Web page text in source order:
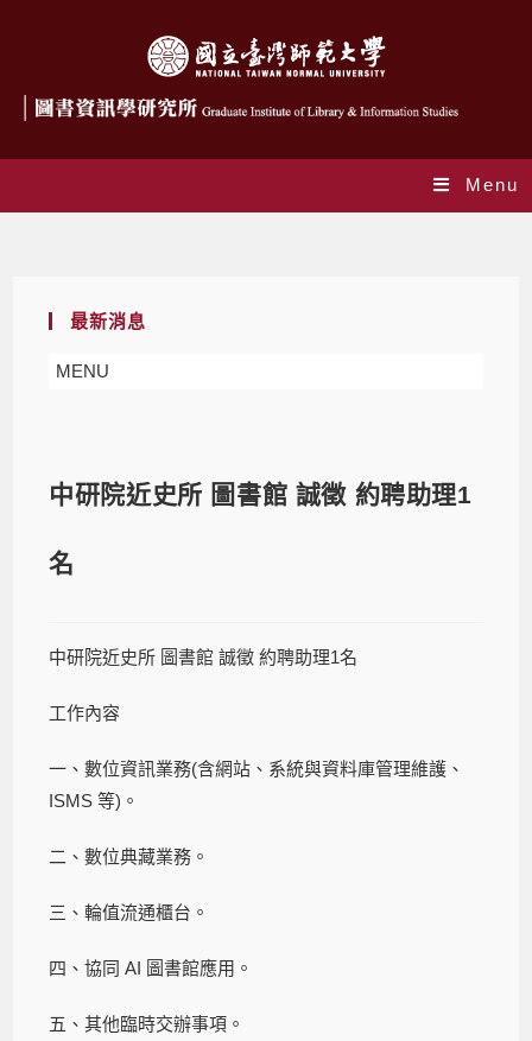
Menu
最新消息
MENU
中研院近史所 圖書館 誠徵 約聘助理1
名
中研院近史所 圖書館 誠徵 約聘助理1名
工作內容
一、數位資訊業務(含網站、系統與資料庫管理維護、
ISMS 等)。
二、數位典藏業務。
三、輪值流通櫃台。
四、協同 AI 圖書館應用。
五、其他臨時交辦事項。